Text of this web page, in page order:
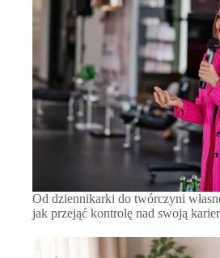
Od dziennikarki do twórczyni
jak przejąć kontrolę nad swoją